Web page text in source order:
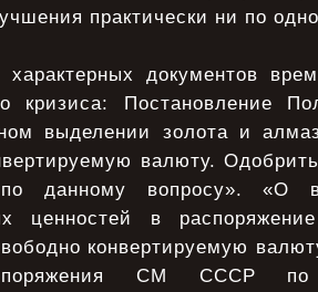
практически ни по
характерных документов
кризиса: Постановление
выделении золота и
валюту.
данному вопросу». «О
ценностей в
конвертируемую
СМ СССР по